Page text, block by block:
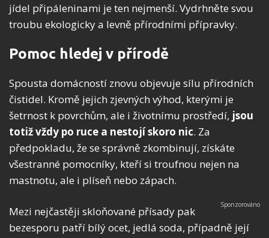
jídel připáleninami je ten nejmenší. Vydrhněte svou
troubu ekologicky a levně přírodními přípravky.
Pomoc hledej v přírodě
Spousta domácností znovu objevuje sílu přírodních
čistidel. Kromě jejich zjevných výhod, kterými je
šetrnost k povrchům, ale i životnímu prostředí, jsou
totiž vždy po ruce a nestojí skoro nic. Za
předpokladu, že se správně zkombinují, získáte
všestranné pomocníky, kteří si troufnou nejen na
mastnotu, ale i plíseň nebo zápach.
Mezi nejčastěji skloňované přísady pak
bezesporu patří bílý ocet, jedlá soda, případně její